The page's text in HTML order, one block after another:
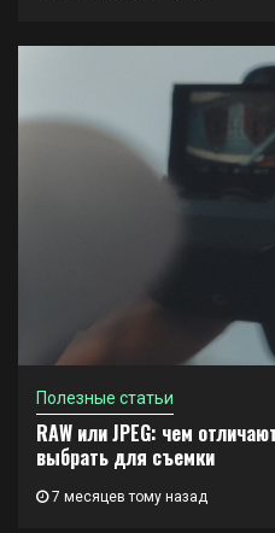
Полезные статьи
RAW или JPEG: чем
выбрать для съемки
7 месяцев тому назад